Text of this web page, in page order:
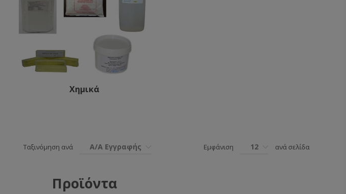
Χημικά
Ταξινόμηση ανά Α/Α Εγγραφής Εμφάνιση 12 ανά σελίδα
Προϊόντα